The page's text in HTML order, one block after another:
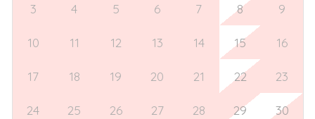
3 4 5 6 7 8 9
10 11 12 13 14 15 16
17 18 19 20 21 22 23
24 25 26 27 28 29 30